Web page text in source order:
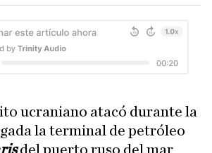
ucraniano atacó durante la
la terminal de petróleo
del puerto ruso del mar